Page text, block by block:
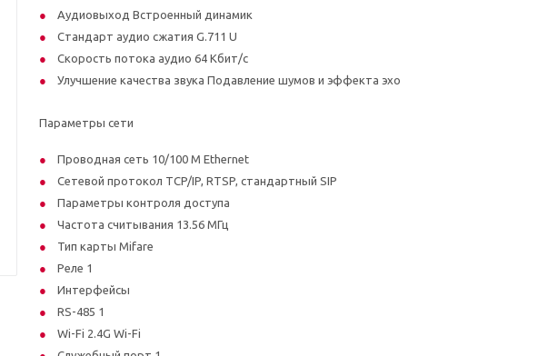
Аудиовыход Встроенный динамик
Стандарт аудио сжатия G.711 U
Скорость потока аудио 64 Кбит/с
Улучшение качества звука Подавление шумов и эффекта эхо
Параметры сети
Проводная сеть 10/100 M Ethernet
Сетевой протокол TCP/IP, RTSP, стандартный SIP
Параметры контроля доступа
Частота считывания 13.56 МГц
Тип карты Mifare
Реле 1
Интерфейсы
RS-485 1
Wi-Fi 2.4G Wi-Fi